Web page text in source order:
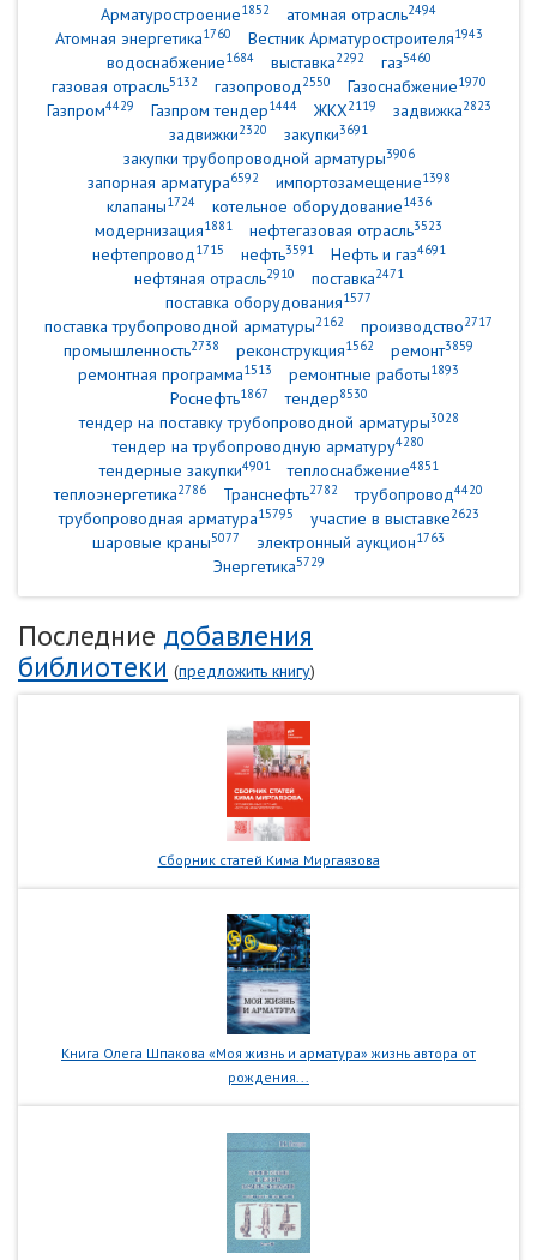
Арматуростроение1852 атомная отрасль2494
Атомная энергетика1760 Вестник Арматуростроителя1943
водоснабжение1684 выставка2292 газ5460
газовая отрасль5132 газопровод2550 Газоснабжение1970
Газпром4429 Газпром тендер1444 ЖКХ2119 задвижка2823
задвижки2320 закупки3691
закупки трубопроводной арматуры3906
запорная арматура6592 импортозамещение1398
клапаны1724 котельное оборудование1436
модернизация1881 нефтегазовая отрасль3523
нефтепровод1715 нефть3591 Нефть и газ4691
нефтяная отрасль2910 поставка2471
поставка оборудования1577
поставка трубопроводной арматуры2162 производство2717
промышленность2738 реконструкция1562 ремонт3859
ремонтная программа1513 ремонтные работы1893
Роснефть1867 тендер8530
тендер на поставку трубопроводной арматуры3028
тендер на трубопроводную арматуру4280
тендерные закупки4901 теплоснабжение4851
теплоэнергетика2786 Транснефть2782 трубопровод4420
трубопроводная арматура15795 участие в выставке2623
шаровые краны5077 электронный аукцион1763
Энергетика5729
Последние добавления
библиотеки (предложить книгу)
Сборник статей Кима Миргаязова
Книга Олега Шпакова «Моя жизнь и арматура» жизнь автора от
рождения...